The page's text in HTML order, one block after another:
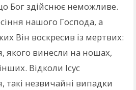
Бог здійснює неможливе.
нашого Господа, а
Він воскресив із мертвих:
якого винесли на ношах,
Відколи Ісус
такі незвичайні випадки